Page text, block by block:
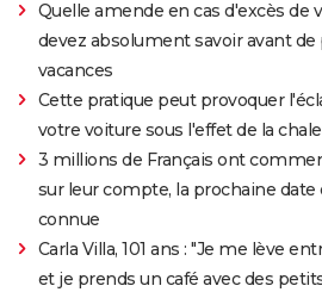
Quelle amende en cas d'excès de
devez absolument savoir avant
vacances
Cette pratique peut provoquer
votre voiture sous l'effet de la
3 millions de Français ont
sur leur compte, la prochaine
connue
Carla Villa, 101 ans : "Je me lève
et je prends un café avec des